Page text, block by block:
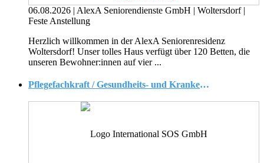
06.08.2026 | AlexA Seniorendienste GmbH | Woltersdorf |
Feste Anstellung
Herzlich willkommen in der AlexA Seniorenresidenz
Woltersdorf! Unser tolles Haus verfügt über 120 Betten, die
unseren Bewohner:innen auf vier ...
Pflegefachkraft / Gesundheits- und Krankenpfleger (m/w/d) ? Hybrid, keine Nachtschichten